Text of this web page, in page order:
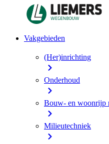
Vakgebieden
(Her)inrichting
Onderhoud
Bouw- en woonrijp
Milieutechniek